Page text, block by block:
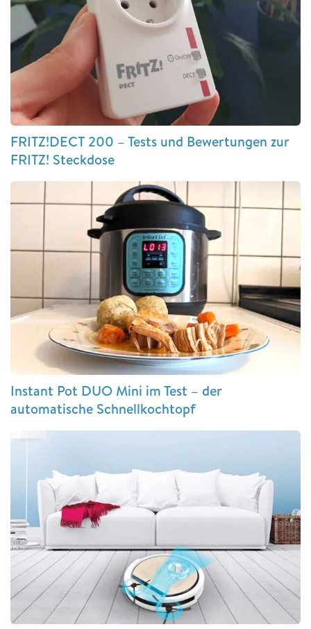
FRITZ!DECT 200 – Tests und Bewertungen zur
FRITZ! Steckdose
Instant Pot DUO Mini im Test – der
automatische Schnellkochtopf